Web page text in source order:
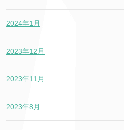
2024年1月
2023年12月
2023年11月
2023年8月